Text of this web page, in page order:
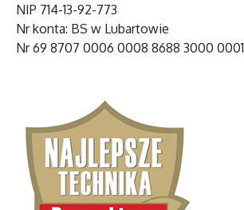
NIP 714-13-92-773
Nr konta: BS w Lubartowie
Nr 69 8707 0006 0008 8688 3000 0001